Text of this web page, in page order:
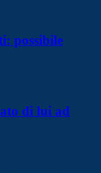
possibile
di lui ad